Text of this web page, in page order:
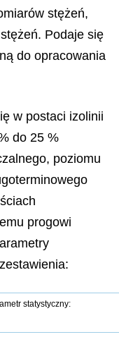
stężeń,
Podaje się
do opracowania
w postaci izolinii
do 25 %
poziomu
progowi
statystyczny: